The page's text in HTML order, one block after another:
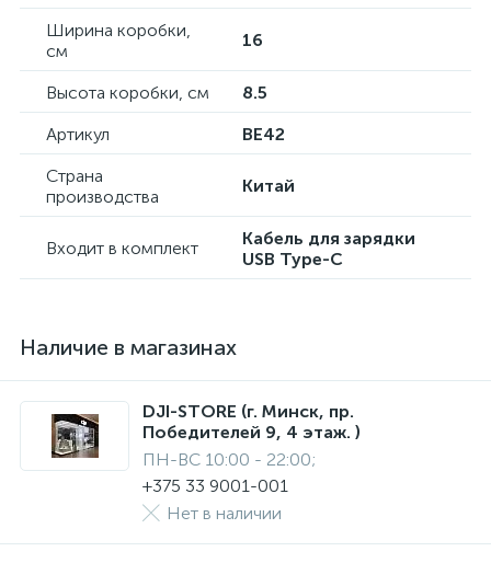
Ширина коробки,
см
16
Высота коробки, см
8.5
Артикул
BE42
Страна
производства
Китай
Входит в комплект
Кабель для зарядки
USB Type-C
Наличие в магазинах
DJI-STORE (г. Минск, пр.
Победителей 9, 4 этаж. )
ПН-ВС 10:00 - 22:00;
+375 33 9001-001
Нет в наличии